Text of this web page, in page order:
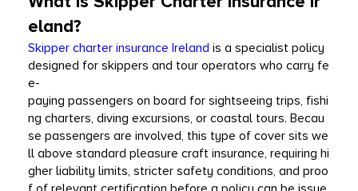
eland?
Skipper charter insurance Ireland is a specialist policy
designed for skippers and tour operators who carry fe
e-
paying passengers on board for sightseeing trips, fishi
ng charters, diving excursions, or coastal tours. Becau
se passengers are involved, this type of cover sits we
ll above standard pleasure craft insurance, requiring hi
gher liability limits, stricter safety conditions, and proo